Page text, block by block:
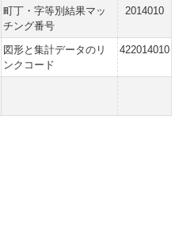
町丁・字等別結果マッ
チング番号
2014010
図形と集計データのリ
ンクコード
422014010